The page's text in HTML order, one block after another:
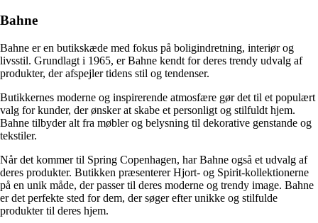
Bahne
Bahne er en butikskæde med fokus på boligindretning, interiør og
livsstil. Grundlagt i 1965, er Bahne kendt for deres trendy udvalg af
produkter, der afspejler tidens stil og tendenser.
Butikkernes moderne og inspirerende atmosfære gør det til et populært
valg for kunder, der ønsker at skabe et personligt og stilfuldt hjem.
Bahne tilbyder alt fra møbler og belysning til dekorative genstande og
tekstiler.
Når det kommer til Spring Copenhagen, har Bahne også et udvalg af
deres produkter. Butikken præsenterer Hjort- og Spirit-kollektionerne
på en unik måde, der passer til deres moderne og trendy image. Bahne
er det perfekte sted for dem, der søger efter unikke og stilfulde
produkter til deres hjem.